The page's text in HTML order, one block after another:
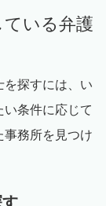
ている弁護
を探すには、い
い条件に応じて
事務所を見つけ